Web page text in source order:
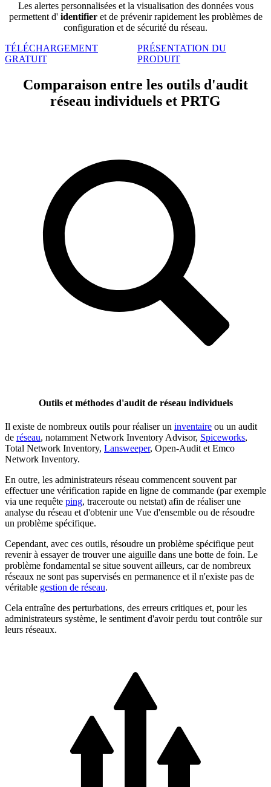
Les alertes personnalisées et la visualisation des données vous
permettent d'identifier et de prévenir rapidement les problèmes de
configuration et de sécurité du réseau.
TÉLÉCHARGEMENT
GRATUIT
PRÉSENTATION DU
PRODUIT
Comparaison entre les outils d'audit
réseau individuels et PRTG
Outils et méthodes d'audit de réseau individuels
Il existe de nombreux outils pour réaliser un inventaire ou un audit
de réseau, notamment Network Inventory Advisor, Spiceworks,
Total Network Inventory, Lansweeper, Open-Audit et Emco
Network Inventory.
En outre, les administrateurs réseau commencent souvent par
effectuer une vérification rapide en ligne de commande (par exemple
via une requête ping, traceroute ou netstat) afin de réaliser une
analyse du réseau et d'obtenir une Vue d'ensemble ou de résoudre
un problème spécifique.
Cependant, avec ces outils, résoudre un problème spécifique peut
revenir à essayer de trouver une aiguille dans une botte de foin. Le
problème fondamental se situe souvent ailleurs, car de nombreux
réseaux ne sont pas supervisés en permanence et il n'existe pas de
véritable gestion de réseau.
Cela entraîne des perturbations, des erreurs critiques et, pour les
administrateurs système, le sentiment d'avoir perdu tout contrôle sur
leurs réseaux.